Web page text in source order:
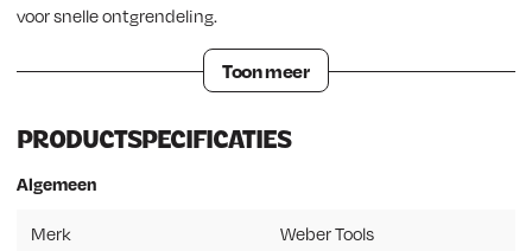
voor snelle ontgrendeling.
Toon meer
PRODUCTSPECIFICATIES
Algemeen
Merk Weber Tools